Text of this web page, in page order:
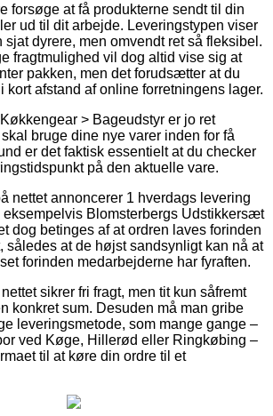
forsøge at få produkterne sendt til din
ud til dit arbejde. Leveringstypen viser
sjat dyrere, men omvendt ret så fleksibel.
fragtmulighed vil dog altid vise sig at
pakken, men det forudsætter at du
kort afstand af online forretningens lager.
> Bageudstyr er jo ret
bruge dine nye varer inden for få
er det faktisk essentielt at du checker
på den aktuelle vare.
nettet annoncerer 1 hverdags levering
Blomsterbergs Udstikkersæt
dog betinges af at ordren laves forinden
således at de højst sandsynligt kan nå at
forinden medarbejderne har fyraften.
sikrer fri fragt, men tit kun såfremt
konkret sum. Desuden må man gribe
leveringsmetode, som mange gange –
ved Køge, Hillerød eller Ringkøbing –
til at køre din ordre til et